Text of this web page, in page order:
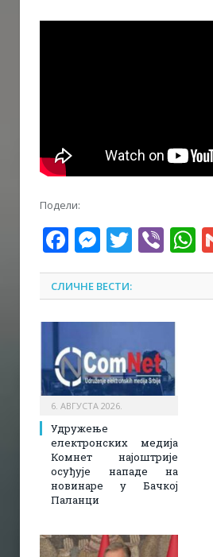
Подели:
Facebook
СЛИЧНЕ ВЕСТИ:
6. АВГУСТА 2026.
Удружење
електронских медија
Комнет најоштрије
осуђује нападе на
новинаре у Бачкој
Паланци